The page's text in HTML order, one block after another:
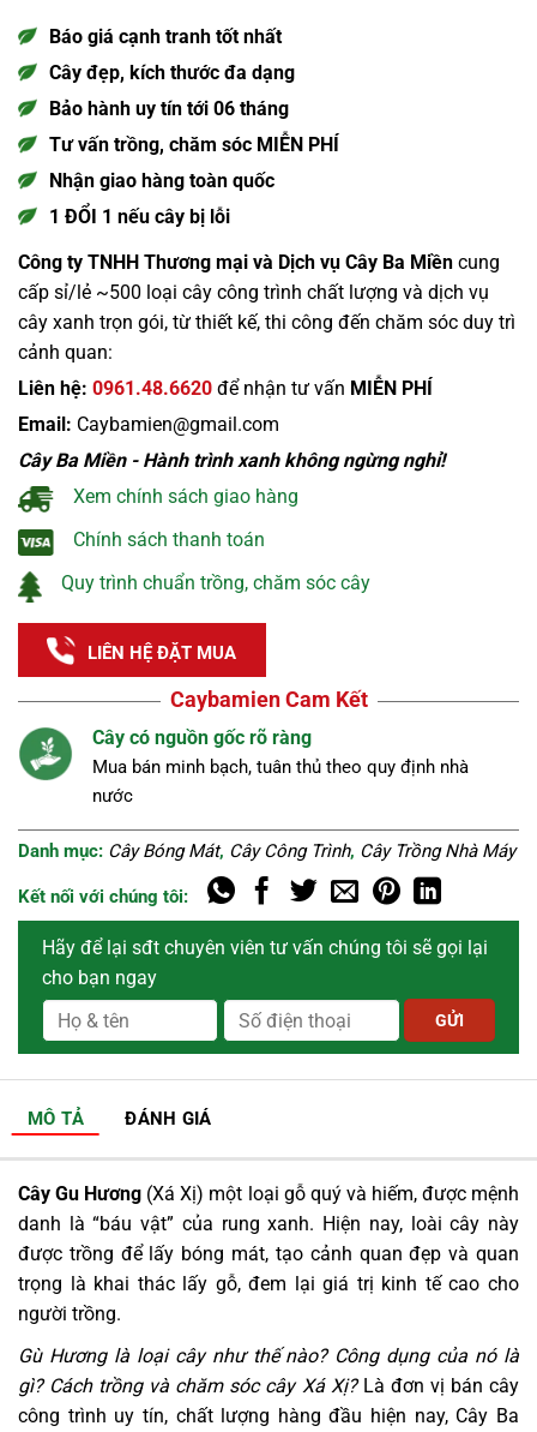
Báo giá cạnh tranh tốt nhất
Cây đẹp, kích thước đa dạng
Bảo hành uy tín tới 06 tháng
Tư vấn trồng, chăm sóc MIỄN PHÍ
Nhận giao hàng toàn quốc
1 ĐỔI 1 nếu cây bị lỗi
Công ty TNHH Thương mại và Dịch vụ Cây Ba Miền cung
cấp sỉ/lẻ ~500 loại cây công trình chất lượng và dịch vụ
cây xanh trọn gói, từ thiết kế, thi công đến chăm sóc duy trì
cảnh quan:
Liên hệ: 0961.48.6620 để nhận tư vấn MIỄN PHÍ
Email: Caybamien@gmail.com
Cây Ba Miền - Hành trình xanh không ngừng nghỉ!
Xem chính sách giao hàng
Chính sách thanh toán
Quy trình chuẩn trồng, chăm sóc cây
LIÊN HỆ ĐẶT MUA
Caybamien Cam Kết
quy định nhà
Nguồn cây tuyển chọn
Cây khỏe, đẹp, không sâu bệnh được
Danh mục: Cây Bóng Mát, Cây Công Trình, Cây Trồng Nhà Máy
Kết nối với chúng tôi:
Hãy để lại sđt chuyên viên tư vấn chúng tôi sẽ gọi lại
cho bạn ngay
MÔ TẢ ĐÁNH GIÁ
Cây Gu Hương (Xá Xị) một loại gỗ quý và hiếm, được mệnh
danh là “báu vật” của rung xanh. Hiện nay, loài cây này
được trồng để lấy bóng mát, tạo cảnh quan đẹp và quan
trọng là khai thác lấy gỗ, đem lại giá trị kinh tế cao cho
người trồng.
Gù Hương là loại cây như thế nào? Công dụng của nó là
gì? Cách trồng và chăm sóc cây Xá Xị?Là đơn vị bán cây
công trình uy tín, chất lượng hàng đầu hiện nay, Cây Ba